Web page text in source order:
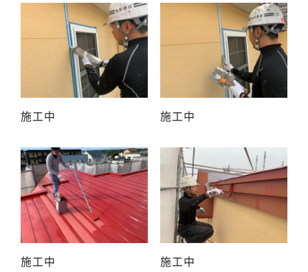
施工中 施工中
施工中 施工中